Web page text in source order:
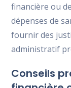
financière ou
dépenses de
fournir des
administratif
Conseils